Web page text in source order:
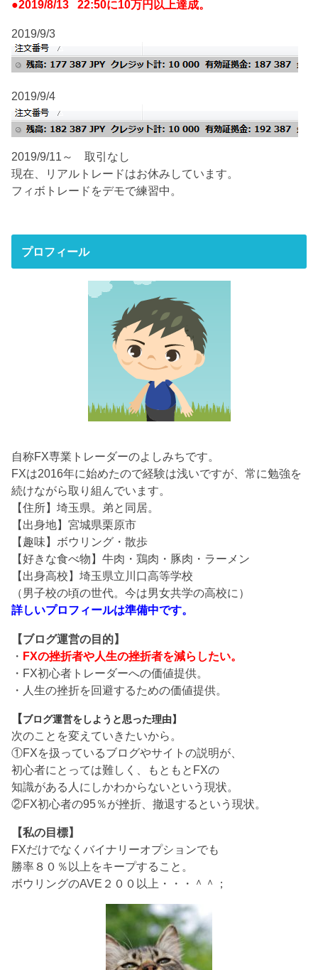
●2019/8/13 22:50に10万円以上達成。
2019/9/3
2019/9/4
2019/9/11～ 取引なし
現在、リアルトレードはお休みしています。
フィボトレードをデモで練習中。
プロフィール
自称FX専業トレーダーのよしみちです。
FXは2016年に始めたので経験は浅いですが、常に勉強を
続けながら取り組んでいます。
【住所】埼玉県。弟と同居。
【出身地】宮城県栗原市
【趣味】ボウリング・散歩
【好きな食べ物】牛肉・鶏肉・豚肉・ラーメン
【出身高校】埼玉県立川口高等学校
（男子校の頃の世代。今は男女共学の高校に）
詳しいプロフィールは準備中です。
【ブログ運営の目的】
・ FXの挫折者や人生の挫折者を減らしたい。
・FX初心者トレーダーへの価値提供。
・人生の挫折を回避するための価値提供。
【ブログ運営をしようと思った理由】
次のことを変えていきたいから。
①FXを扱っているブログやサイトの説明が、
初心者にとっては難しく、もともとFXの
知識がある人にしかわからないという現状。
②FX初心者の95％が挫折、撤退するという現状。
【私の目標】
FXだけでなくバイナリーオプションでも
勝率８０％以上をキープすること。
ボウリングのAVE２００以上・・・＾＾；